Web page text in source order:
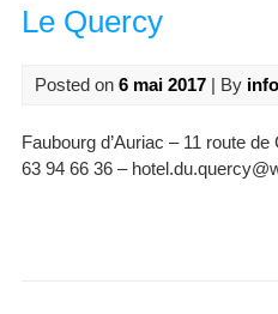
Le Quercy
Posted on 6 mai 2017| By
Faubourg d’Auriac – 11 route
63 94 66 36 –